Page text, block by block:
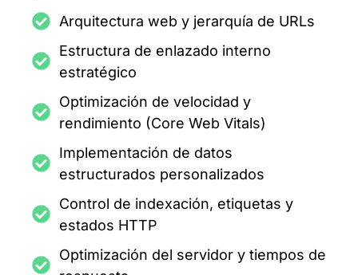
Arquitectura web y jerarquía de URLs
Estructura de enlazado interno
estratégico
Optimización de velocidad y
rendimiento (Core Web Vitals)
Implementación de datos
estructurados personalizados
Control de indexación, etiquetas y
estados HTTP
Optimización del servidor y tiempos de